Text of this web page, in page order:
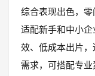
综合表现出色，
适配新手和中小
效、低成本出片
需求，可搭配专